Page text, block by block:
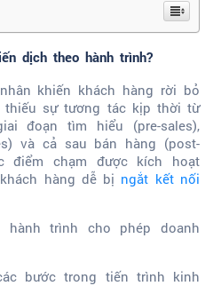
dịch theo hành trình?
khiến khách hàng rời bỏ
thiếu sự tương tác kịp thời từ
đoạn tìm hiểu (pre-sales),
và cả sau bán hàng (post-
điểm chạm được kích hoạt
hàng dễ bị ngắt kết nối
trình cho phép doanh
bước trong tiến trình kinh